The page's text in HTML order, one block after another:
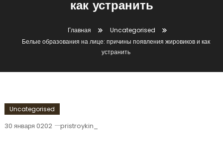
как устранить
Главная
Uncategorised
Белые образования на лице: причины появления жировиков и как
устранить
Uncategorised
30 января 0202 pristroykin_